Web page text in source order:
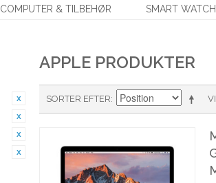
COMPUTER & TILBEHØR SMART WATCH
APPLE PRODUKTER
SORTER EFTER